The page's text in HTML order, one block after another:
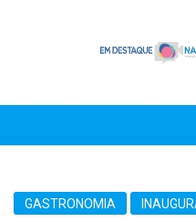
GASTRONOMIA